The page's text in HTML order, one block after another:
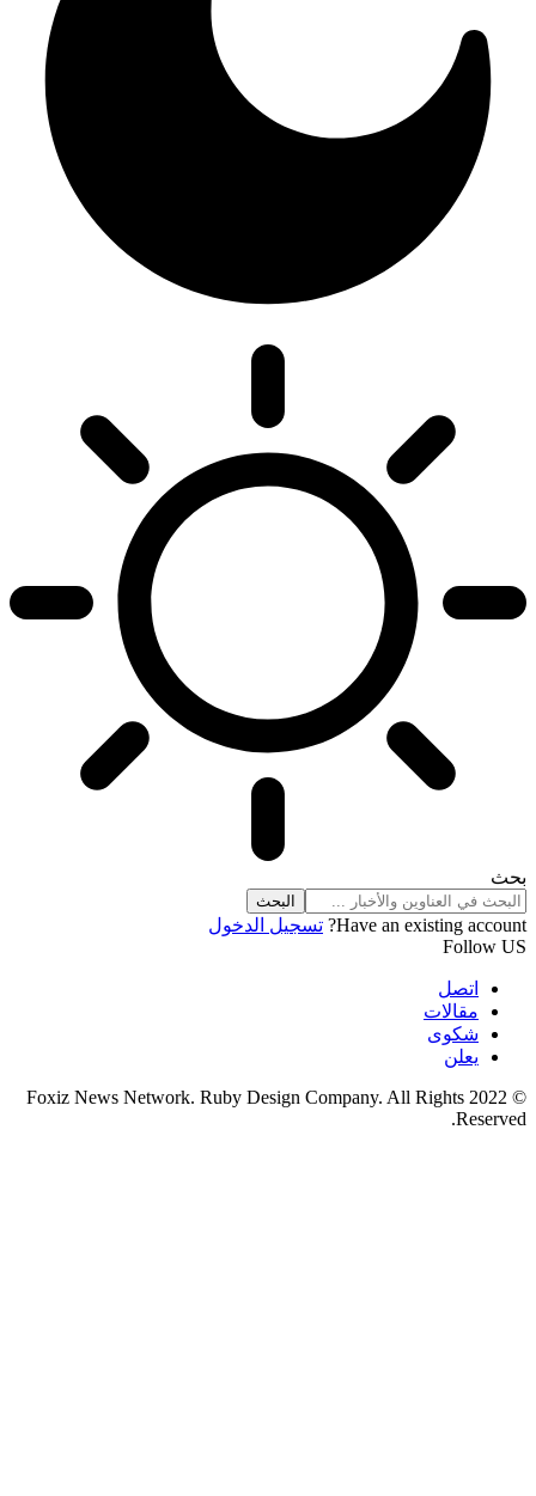
بحث
Have an existing account?
تسجيل الدخول
Follow US
اتصل
مقالات
شكوى
يعلن
© 2022 Foxiz News Network. Ruby Design Company. All Rights
Reserved.